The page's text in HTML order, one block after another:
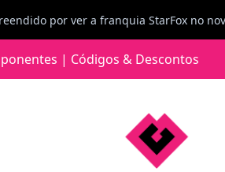
vontade para comprar para a Switch 2 :P
| Códigos & Descontos